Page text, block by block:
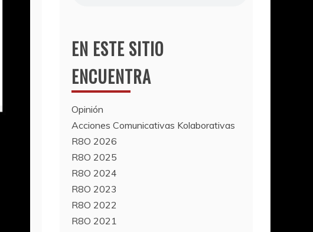
EN ESTE SITIO
ENCUENTRA
Opinión
Acciones Comunicativas Kolaborativas
R8O 2026
R8O 2025
R8O 2024
R8O 2023
R8O 2022
R8O 2021